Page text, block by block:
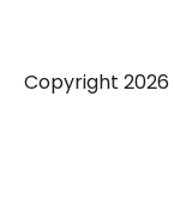
Copyright 2026